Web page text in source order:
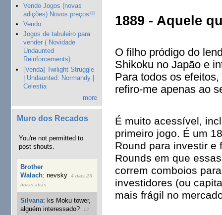
Vendo Jogos (novas
adições) Novos preços!!!
Vendo
Jogos de tabuleiro para
vender ( Novidade
Undaunted
Reinforcements)
[Venda] Twilight Struggle
| Undaunted: Normandy |
Celestia
more
Muro dos Recados
You're not permitted to
post shouts.
Brother
Walach:nevsky
4 dias 23
horas atrás
Silvana: ks Moku tower,
alguém interessado?
12
1889 - Aquele
O filho pródigo do
Shikoku no Japão e
Para todos os
refiro-me apenas ao
É muito acessível,
primeiro jogo. É um
Round para investir e
Rounds em que
correm comboios
investidores (ou
mais frágil no